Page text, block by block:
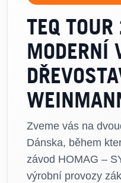
TEQ
MODERNÍ
Zveme vás na
Dánska, během
závod HOMAG –
výrobní provozy